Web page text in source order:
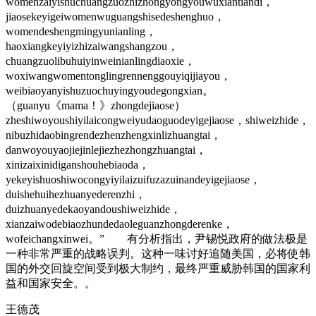
jiaosekeyigeiwomenwuguangshisedeshenghuo，
womendeshengmingyunianling，
haoxiangkeyiyizhizaiwangshangzou，
chuangzuolibuhuiyinweinianlingdiaoxie，
woxiwangwomentonglingrennenggouyiqijiayou，
weibiaoyanyishuzuochuyingyoudegongxian。
（guanyu《mama！》zhongdejiaose）
zheshiwoyoushiyilaicongweiyudaoguodeyigejiaose，shiweizhide，
nibuzhidaobingrendezhenzhengxinlizhuangtai，
danwoyouyaojiejinlejiezhezhongzhuangtai，
xinizaixinidiganshouhebiaoda，
yekeyishuoshiwocongyiyilaizuifuzazuinandeyigejiaose，
duishehuihezhuanyederenzhi，
duizhuanyedekaoyandoushiweizhide，
xianzaiwodebiaozhundedaoleguanzhongderenke，
wofeichangxinwei。” 有分析指出，尹锡悦政府的做法极是
一种非常严重的战略误判。这种一味讨好追随美国，必将使韩
国的外交回旋空间受到极大制约，最终严重威胁韩国的国家利
益和国家安全。。
王德茂